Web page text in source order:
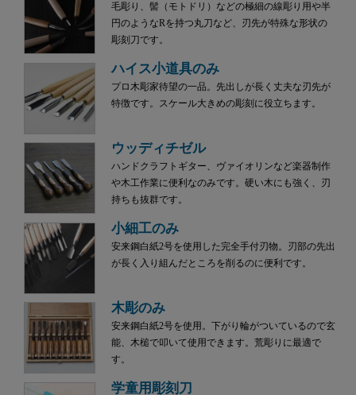
毛彫り、髻（モトドリ）などの極細の線彫り用や半
円のようなRを持つ丸刀など、刃先が特殊な形状の
彫刻刀です。
ハイス小道具のみ
プロ木彫家待望の一品。先出しが長く丈夫な刃先が
特徴です。スケール大きめの彫刻に役立ちます。
ウッディチゼル
ハンドクラフトギター、ヴァイオリンなど楽器制作
や木工作業に便利なのみです。硬い木にも強く、刃
持ちも抜群です。
小細工のみ
安来鋼白紙2号を使用した完全手付刃物。刃部の先出
が長く入り組んだところを削るのに便利です。
木彫のみ
安来鋼白紙2号を使用。下がり輪がついているので玄
能、木槌で叩いて使用できます。荒彫りに最適で
す。
学童用彫刻刀